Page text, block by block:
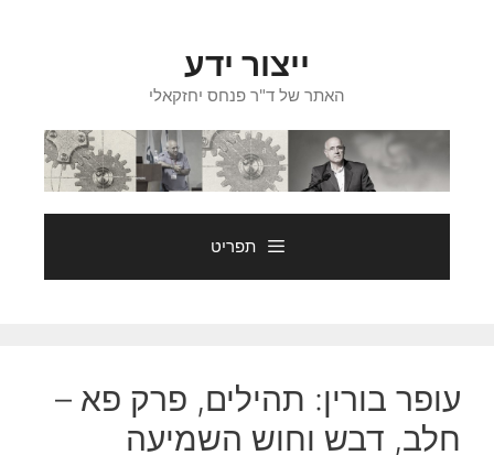
ייצור ידע
האתר של ד"ר פנחס יחזקאלי
תפריט
עופר בורין: תהילים, פרק פא –
חלב, דבש וחוש השמיעה